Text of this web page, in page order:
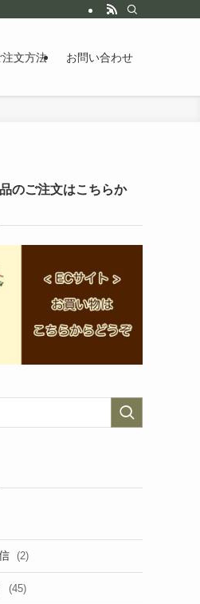
注文方法 お問い合わせ
のご注文はこちらか
(2)
(45)